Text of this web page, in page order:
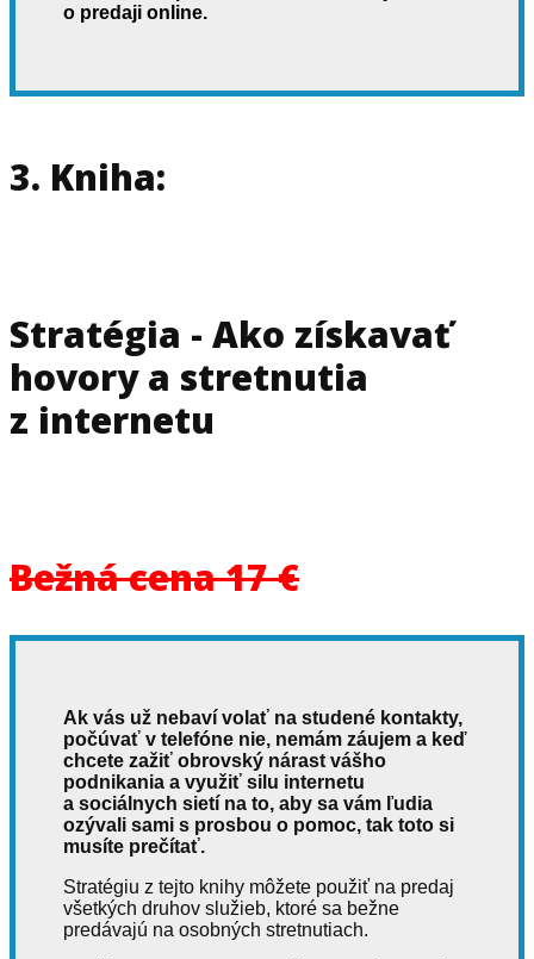
o predaji online.
3. Kniha:
Stratégia - Ako získavať
hovory a stretnutia
z internetu
Bežná cena 17 €
Ak vás už nebaví volať na studené kontakty,
počúvať v telefóne nie, nemám záujem a keď
chcete zažiť obrovský nárast vášho
podnikania a využiť silu internetu
a sociálnych sietí na to, aby sa vám ľudia
ozývali sami s prosbou o pomoc, tak toto si
musíte prečítať.
Stratégiu z tejto knihy môžete použiť na predaj
všetkých druhov služieb, ktoré sa bežne
predávajú na osobných stretnutiach.